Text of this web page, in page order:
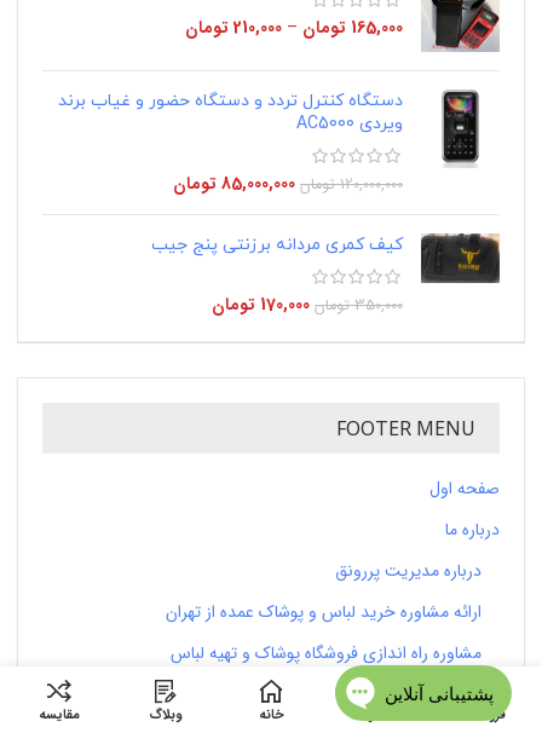
165,000 تومان –
210,000 تومان
دستگاه کنترل تردد و دستگاه حضور و غیاب برند
ویردی AC5000
120,000,000 تومان 85,000,000 تومان
کیف کمری مردانه برزنتی پنج جیب
350,000 تومان 170,000 تومان
FOOTER MENU
صفحه اول
درباره ما
درباره مدیریت پررونق
ارائه مشاوره خرید لباس و پوشاک عمده از تهران
مشاوره راه اندازی فروشگاه پوشاک و تهیه لباس
خریدار لباس و کیف و کمربند عمده نو
فروشگاه خانه وبلاگ مقایسه